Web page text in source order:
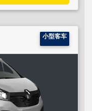
小型客车